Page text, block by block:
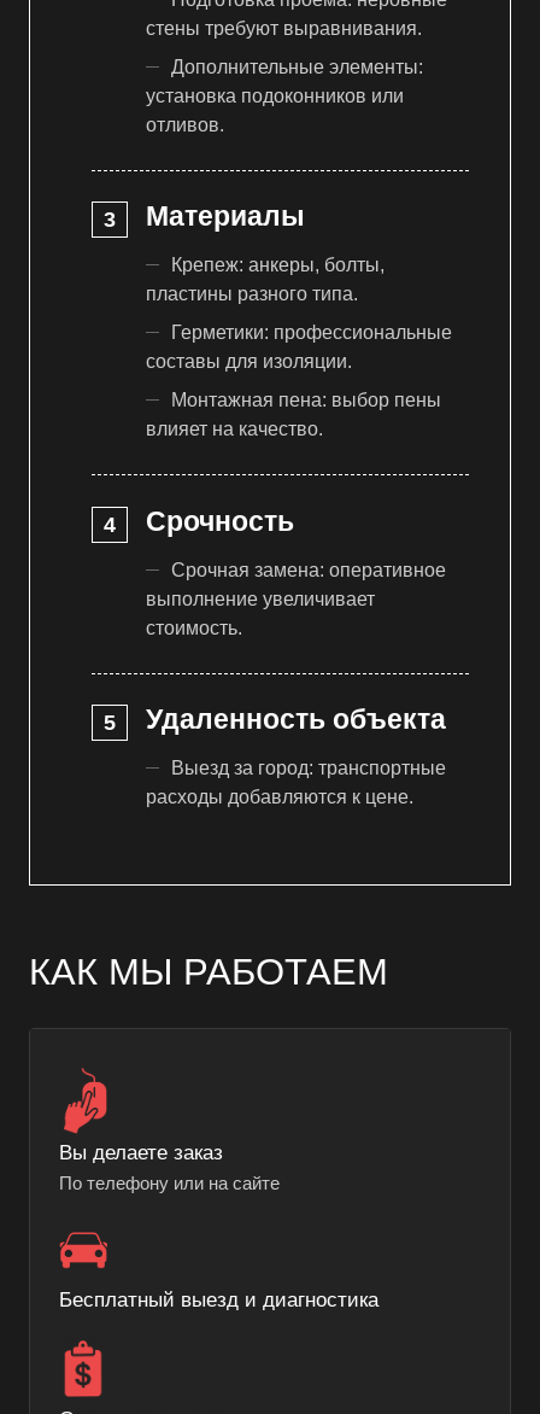
стены требуют выравнивания.
Дополнительные элементы:
установка подоконников или
отливов.
Материалы
Крепеж: анкеры, болты,
пластины разного типа.
Герметики: профессиональные
составы для изоляции.
Монтажная пена: выбор пены
влияет на качество.
Срочность
Срочная замена: оперативное
выполнение увеличивает
стоимость.
Удаленность объекта
Выезд за город: транспортные
расходы добавляются к цене.
КАК МЫ РАБОТАЕМ
Вы делаете заказ
По телефону или на сайте
Бесплатный выезд и диагностика